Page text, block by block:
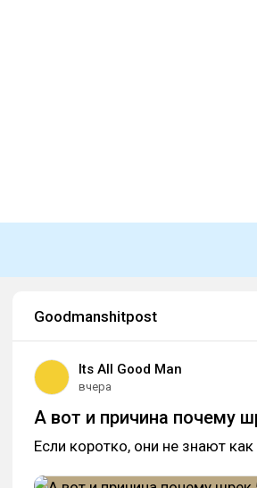
Goodmanshitpost
Its All Good Man
вчера
А вот и причина почему
Если коротко, они не знают